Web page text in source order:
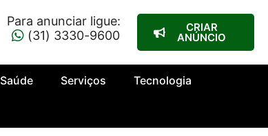
Para anunciar ligue:
(31) 3330-9600
CRIAR
ANÚNCIO
Saúde Serviços Tecnologia